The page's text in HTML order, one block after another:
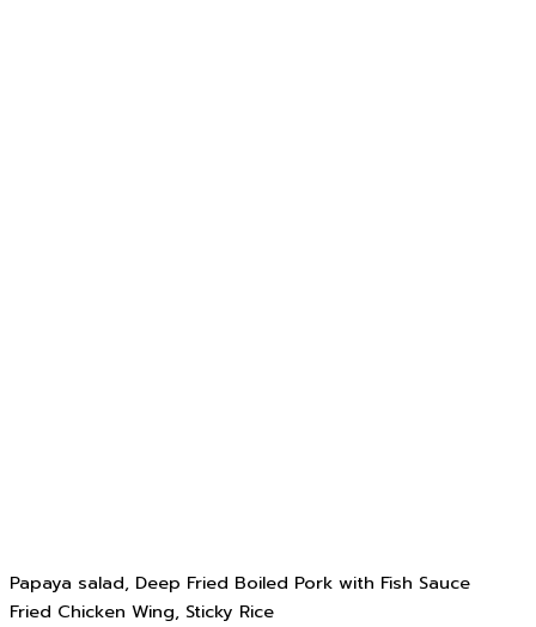
Papaya salad, Deep Fried Boiled Pork with Fish Sauce
Fried Chicken Wing, Sticky Rice